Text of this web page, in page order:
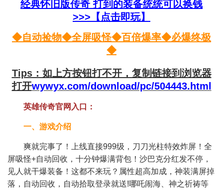
经典怀旧版传奇 打到的装备统统可以换钱
>>>【点击即玩】
◆自动捡物◆全屏吸怪◆百倍爆率◆必爆终极
◆
Tips：如上方按钮打不开，复制链接到浏览器
打开wywyx.com/download/pc/504443.html
英雄传奇官网入口：
一、游戏介绍
爽就完事了！上线直接999级，刀刀光柱特效炸屏！全
屏吸怪+自动回收，十分钟爆满背包！沙巴克分红发不停，
见人就干爆装备！这都不来玩？属性超高加成，神装满屏掉
落，自动回收，自动拾取登录就送!哪吒闹海、神之祈祷等